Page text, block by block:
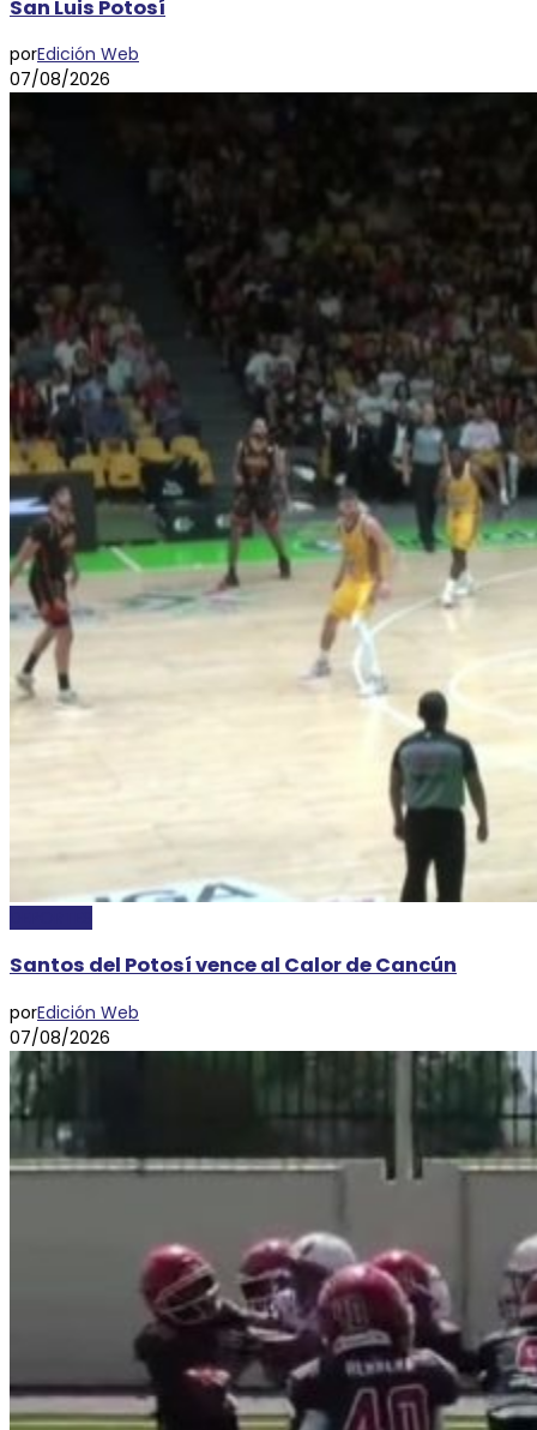
San Luis Potosí
porEdición Web
07/08/2026
Santos del Potosí vence al Calor de Cancún
porEdición Web
07/08/2026